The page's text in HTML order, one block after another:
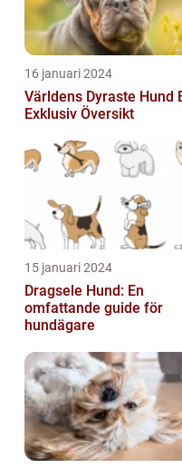
16 januari 2024
Världens Dyraste Hund En
Exklusiv Översikt
15 januari 2024
Dragsele Hund: En
omfattande guide för
hundägare